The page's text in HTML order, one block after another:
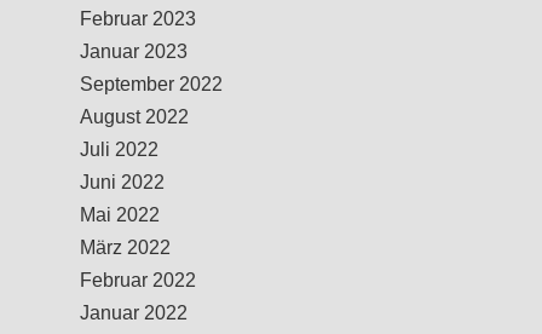
Februar 2023
Januar 2023
September 2022
August 2022
Juli 2022
Juni 2022
Mai 2022
März 2022
Februar 2022
Januar 2022